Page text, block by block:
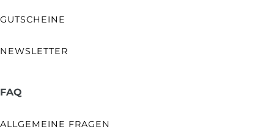
GUTSCHEINE
NEWSLETTER
FAQ
ALLGEMEINE FRAGEN